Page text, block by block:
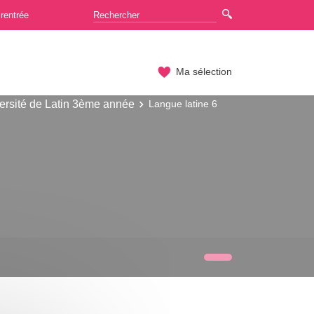
Ma sélection
de Latin 3ème année Langue latine 6